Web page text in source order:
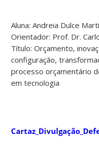
Aluna: Andreia Dulce
Orientador: Prof. Dr.
Título: Orçamento,
configuração,
processo orçamentário
em tecnologia